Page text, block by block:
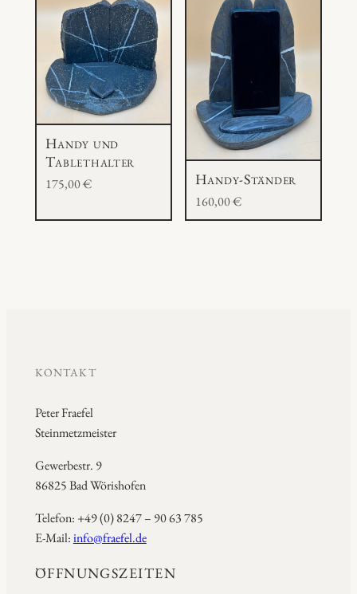
Handy und
Tablethalter
175,00€ Handy-Ständer
160,00€
KONTAKT
Peter Fraefel
Steinmetzmeister
Gewerbestr. 9
86825 Bad Wörishofen
Telefon: +49 (0) 8247 – 90 63 785
E-Mail:info@fraefel.de
ÖFFNUNGSZEITEN